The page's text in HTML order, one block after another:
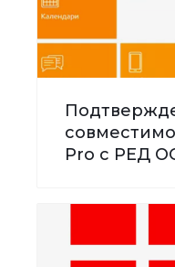
Pro с РЕД